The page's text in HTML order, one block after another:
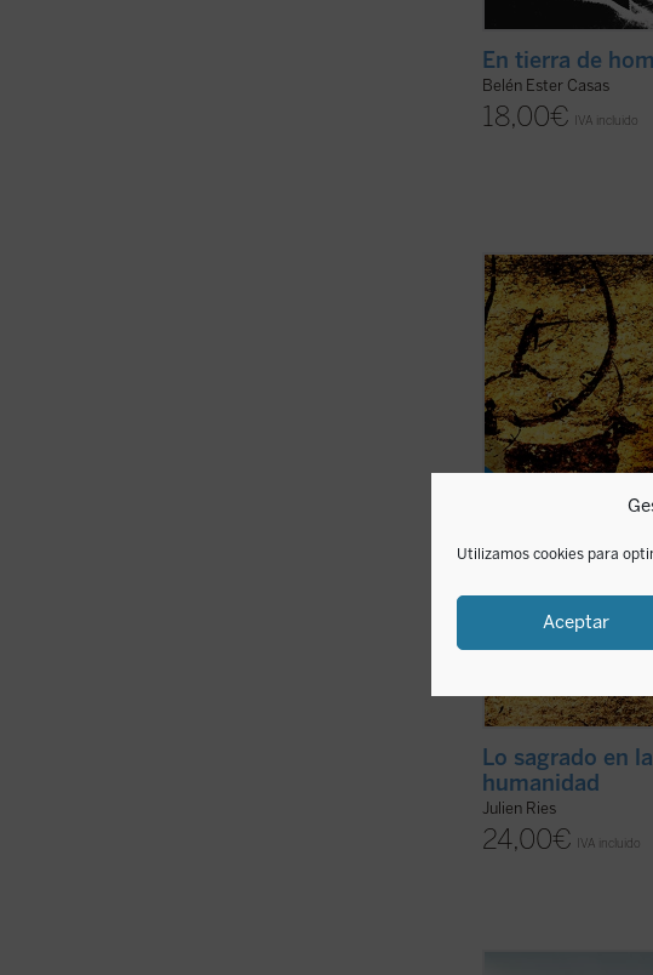
Utilizamos cookies para
Aceptar
En tierra de
Belén Ester Casas
18,00€ IVA incluido
Desde Fustel de
Eliade, la presencia
religiones ha
etnólogos,
sociólogos. Hasta la
sagrado ha ocupado
la ...(ver ficha)
Lo sagrado en
humanidad
Julien Ries
24,00€ IVA incluido